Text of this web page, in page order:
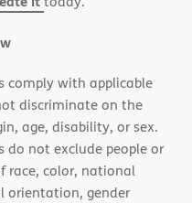
comply with applicable
discriminate on the
age, disability, or sex.
do not exclude people or
race, color, national
orientation, gender